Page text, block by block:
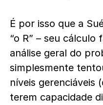
É por isso que a
“o R” – seu cálculo
análise geral do
simplesmente
níveis gerenciáveis
terem capacidade